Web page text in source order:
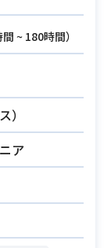
発生産性、
善
チームへの
じたハンズ
ます。
経験
する知識お
だく想定で
における新
の保守およ
修ならびに
ます。
間 ~ 180時間）
）
ア